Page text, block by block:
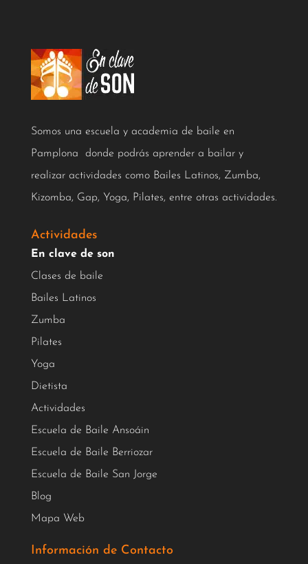
Somos una escuela y academia de baile en
Pamplona donde podrás aprender a bailar y
realizar actividades como Bailes Latinos, Zumba,
Kizomba, Gap, Yoga, Pilates, entre otras actividades.
Actividades
En clave de son
Clases de baile
Bailes Latinos
Zumba
Pilates
Yoga
Dietista
Actividades
Escuela de Baile Ansoáin
Escuela de Baile Berriozar
Escuela de Baile San Jorge
Blog
Mapa Web
Información de Contacto